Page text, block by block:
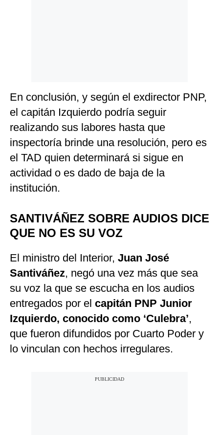
En conclusión, y según el exdirector PNP,
el capitán Izquierdo podría seguir
realizando sus labores hasta que
inspectoría brinde una resolución, pero es
el TAD quien determinará si sigue en
actividad o es dado de baja de la
institución.
SANTIVÁÑEZ SOBRE AUDIOS DICE
QUE NO ES SU VOZ
El ministro del Interior, Juan José
Santiváñez, negó una vez más que sea
su voz la que se escucha en los audios
entregados por el capitán PNP Junior
Izquierdo, conocido como ‘Culebra’,
que fueron difundidos por Cuarto Poder y
lo vinculan con hechos irregulares.